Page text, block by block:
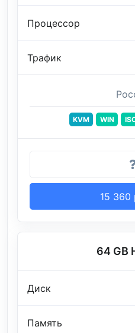
Процессор
Трафик
KVM WIN
15 360
64 GB
Диск
Память